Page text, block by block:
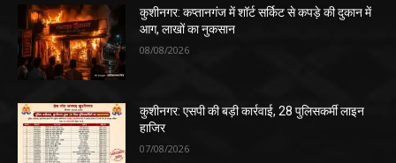
कुशीनगर: कप्तानगंज में शॉर्ट सर्किट से कपड़े की दुकान में
आग, लाखों का नुकसान
08/08/2026
कुशीनगर: एसपी की बड़ी कार्रवाई, 28 पुलिसकर्मी लाइन
हाजिर
07/08/2026